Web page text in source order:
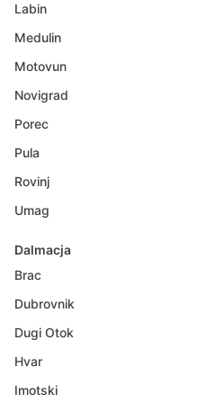
Labin
Medulin
Motovun
Novigrad
Porec
Pula
Rovinj
Umag
Dalmacja
Brac
Dubrovnik
Dugi Otok
Hvar
Imotski